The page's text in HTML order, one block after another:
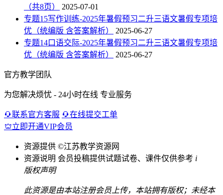
（共8页）
2025-07-01
专题15写作训练-2025年暑假预习二升三语文暑假专项培
优（统编版 含答案解析）
2025-06-27
专题14口语交际-2025年暑假预习二升三语文暑假专项培
优（统编版 含答案解析）
2025-06-27
官方教学团队
为您解决烦忧 - 24小时在线 专业服务
联系官方客服
在线提交工单
立即开通VIP会员
资源提供 ©江苏教学资源网
资源说明 会员投稿提供试题试卷、课件仅供参考 i
版权声明
此资源是由本站注册会员上传，本站拥有版权；未经本